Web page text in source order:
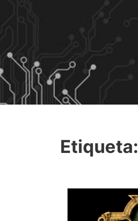
Etiqueta: